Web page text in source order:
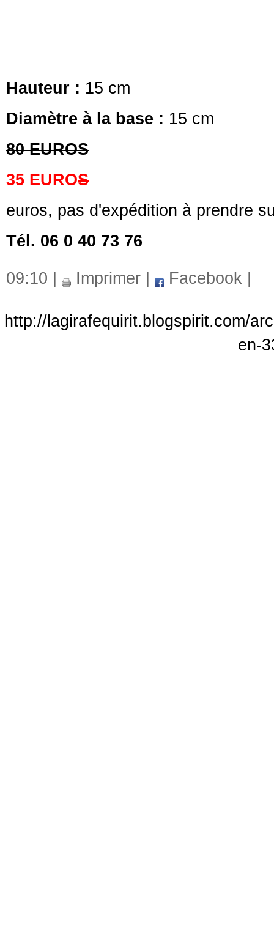
Hauteur : 15 cm
Diamètre à la base : 15 cm
80 EUROS
35 EUROS
euros, pas d'expédition à prendre
Tél. 06 0 40 73 76
09:10 | Imprimer Facebook
http://lagirafequirit.blogspirit.com/
en-